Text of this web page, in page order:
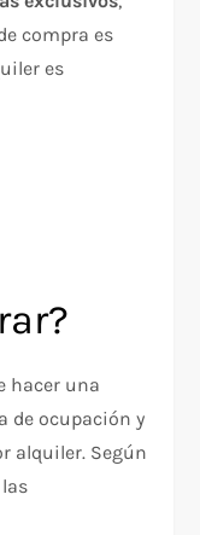
compra es
es
hacer una
de ocupación y
alquiler. Según